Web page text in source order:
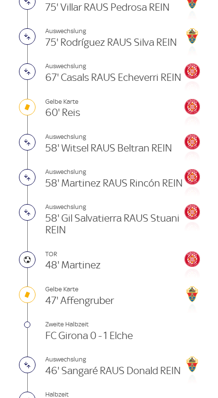
75' Villar RAUS Pedrosa REIN
Auswechslung
75' Rodríguez RAUS Silva REIN
Auswechslung
67' Casals RAUS Echeverri REIN
Gelbe Karte
60' Reis
Auswechslung
58' Witsel RAUS Beltran REIN
Auswechslung
58' Martinez RAUS Rincón REIN
Auswechslung
58' Gil Salvatierra RAUS Stuani
REIN
TOR
48' Martinez
Gelbe Karte
47' Affengruber
Zweite Halbzeit
FC Girona 0 - 1 Elche
Auswechslung
46' Sangaré RAUS Donald REIN
Halbzeit